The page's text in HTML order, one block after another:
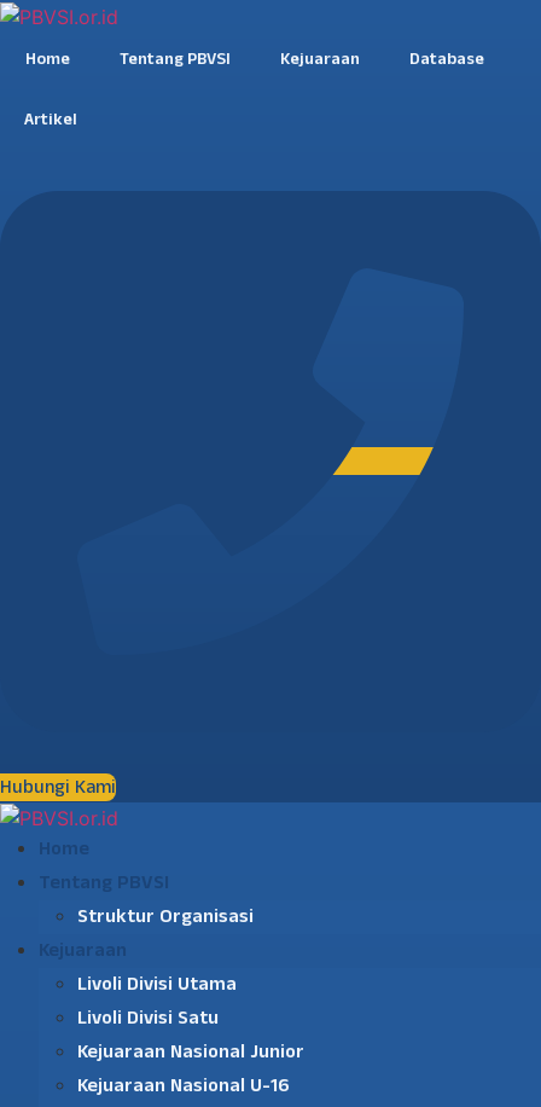
Home Tentang PBVSI Kejuaraan Database
Artikel
Hubungi Kami
Home
Tentang PBVSI
Struktur Organisasi
Kejuaraan
Livoli Divisi Utama
Livoli Divisi Satu
Kejuaraan Nasional Junior
Kejuaraan Nasional U-16